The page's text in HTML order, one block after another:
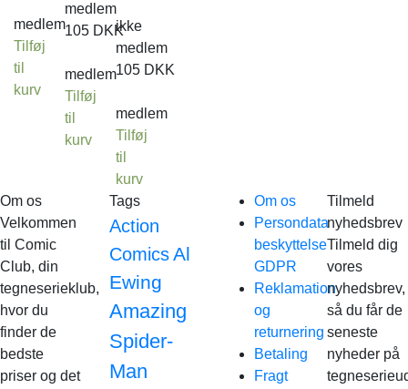
medlem
Tilføj
til
kurv
medlem
105 DKK
medlem
Tilføj
til
kurv
ikke
medlem
105 DKK
medlem
Tilføj
til
kurv
Om os
Velkommen
til Comic
Club, din
tegneserieklub,
hvor du
finder de
bedste
priser og det
Tags
Action
Comics Al
Ewing
Amazing
Spider-
Man
Om os
Persondata
beskyttelse
GDPR
Reklamation
og
returnering
Betaling
Fragt
Tilmeld
nyhedsbrev
Tilmeld dig
vores
nyhedsbrev,
så du får de
seneste
nyheder på